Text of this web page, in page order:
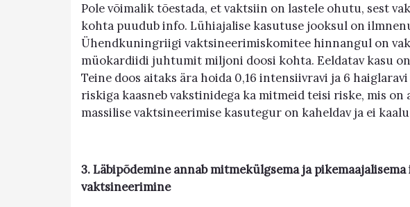
Pole võimalik tõestada, et vaktsiin on lastele ohutu, sest
kohta puudub info. Lühiajalise kasutuse jooksul on
Ühendkuningriigi vaktsineerimiskomitee hinnangul on
müokardiidi juhtumit miljoni doosi kohta. Eeldatav kasu
Teine doos aitaks ära hoida 0,16 intensiivravi ja 6
riskiga kaasneb vakstinidega ka mitmeid teisi riske, mis
massilise vaktsineerimise kasutegur on kaheldav ja ei
3. Läbipõdemine annab mitmekülgsema ja
vaktsineerimine